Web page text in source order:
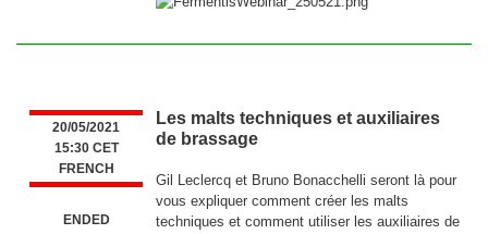
20/05/2021
15:30 CET
FRENCH
ENDED
Les malts techniques et auxiliaires
de brassage
Gil Leclercq et Bruno Bonacchelli seront là pour
vous expliquer comment créer les malts
techniques et comment utiliser les auxiliaires de